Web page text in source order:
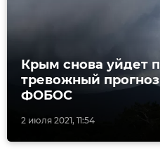
2 июля 2021, 11:54
Крым снова уйдет
тревожный
ФОБОС